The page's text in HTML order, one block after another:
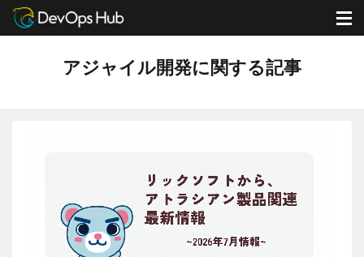
DevOps Hub ブログ アジャイル開発に関する記事
アジャイル開発に関する記事